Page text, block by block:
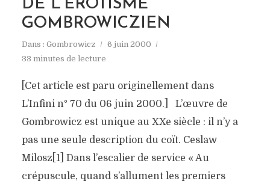
DE L’ÉROTISME
GOMBROWICZIEN
Dans : Gombrowicz
6 juin 2000
33 minutes de lecture
[Cet article est paru originellement dans
L’Infini n° 70 du 06 juin 2000.] L’œuvre de
Gombrowicz est unique au XXe siècle : il n’y a
pas une seule description du coït. Ceslaw
Milosz[1] Dans l’escalier de service « Au
crépuscule, quand s’allument les premiers